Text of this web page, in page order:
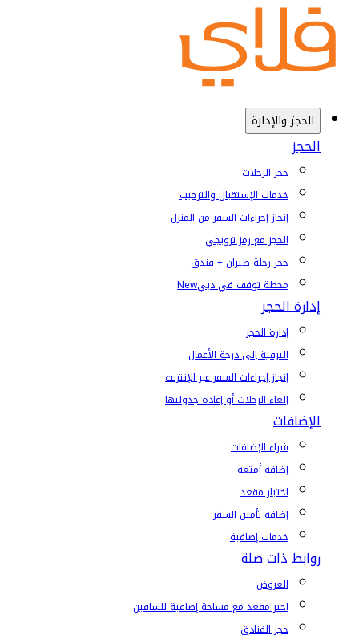
الحجز والإدارة
الحجز
حجز الرحلات
خدمات الإستقبال والترحيب
إنجاز إجراءات السفر من المنزل
الحجز مع رمز ترويجي
حجز رحلة طيران + فندق
محطة توقف في دبيNew
إدارة الحجز
إدارة الحجز
الترقية إلى درجة الأعمال
إنجاز إجراءات السفر عبر الإنترنت
إلغاء الرحلات أو إعادة جدولتها
الإضافات
شراء الإضافات
إضافة أمتعة
اختيار مقعد
إضافة تأمين السفر
خدمات إضافية
روابط ذات صلة
العروض
اختر مقعد مع مساحة إضافية للساقين
حجز الفنادق